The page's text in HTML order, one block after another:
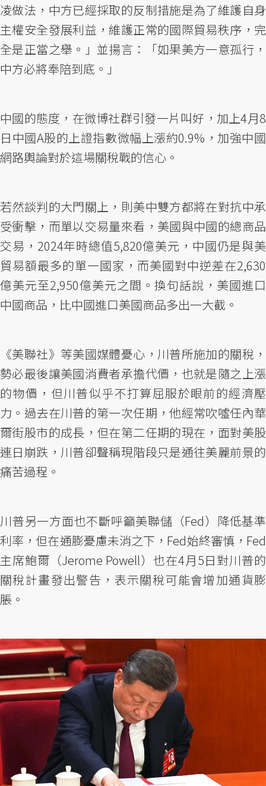
凌做法，中方已經採取的反制措施是為了維護自身
主權安全發展利益，維護正常的國際貿易秩序，完
全是正當之舉。」並揚言：「如果美方一意孤行，
中方必將奉陪到底。」
中國的態度，在微博社群引發一片叫好，加上4月8
日中國A股的上證指數微幅上漲約0.9%，加強中國
網路輿論對於這場關稅戰的信心。
若然談判的大門關上，則美中雙方都將在對抗中承
受衝擊，而單以交易量來看，美國與中國的總商品
交易，2024年時總值5,820億美元，中國仍是與美
貿易額最多的單一國家，而美國對中逆差在2,630
億美元至2,950億美元之間。換句話說，美國進口
中國商品，比中國進口美國商品多出一大截。
《美聯社》等美國媒體憂心，川普所施加的關稅，
勢必最後讓美國消費者承擔代價，也就是隨之上漲
的物價，但川普似乎不打算屈服於眼前的經濟壓
力。過去在川普的第一次任期，他經常吹噓任內華
爾街股市的成長，但在第二任期的現在，面對美股
連日崩跌，川普卻聲稱現階段只是通往美麗前景的
痛苦過程。
川普另一方面也不斷呼籲美聯儲（Fed）降低基準
利率，但在通膨憂慮未消之下，Fed始終審慎，Fed
主席鮑爾（Jerome Powell）也在4月5日對川普的
關稅計畫發出警告，表示關稅可能會增加通貨膨
脹。